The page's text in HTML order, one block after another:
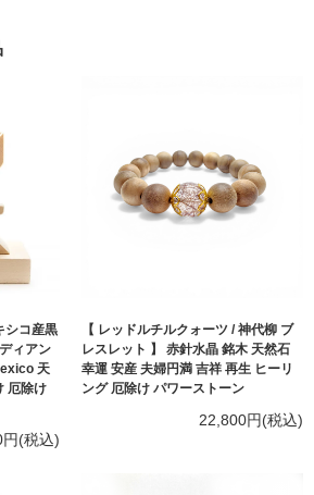
シコ産黒
ィアン
天
厄除け
(税込)
【 レッドルチルクォーツ / 神代柳 ブ
レスレット 】 赤針水晶 銘木 天然石
幸運 安産 夫婦円満 吉祥 再生 ヒーリ
ング 厄除け パワーストーン
22,800円(税込)